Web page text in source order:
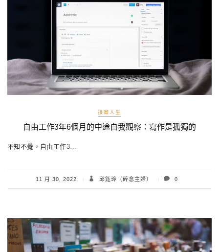
接案人生
自由工作3年6個月的中途自我觀察：寫作是孤獨的
不知不覺，自由工作3…
11 月 30, 2022 邱鈺玲（碎念主婦） 0